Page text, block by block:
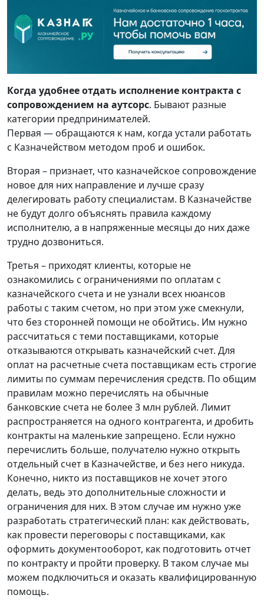
Когда удобнее отдать исполнение контракта с
сопровождением на аутсорс. Бывают разные
категории предпринимателей.
Первая — обращаются к нам, когда устали работать
с Казначейством методом проб и ошибок.
Вторая – признает, что казначейское сопровождение
новое для них направление и лучше сразу
делегировать работу специалистам. В Казначействе
не будут долго объяснять правила каждому
исполнителю, а в напряженные месяцы до них даже
трудно дозвониться.
Третья – приходят клиенты, которые не
ознакомились с ограничениями по оплатам с
казначейского счета и не узнали всех нюансов
работы с таким счетом, но при этом уже смекнули,
что без сторонней помощи не обойтись. Им нужно
рассчитаться с теми поставщиками, которые
отказываются открывать казначейский счет. Для
оплат на расчетные счета поставщикам есть строгие
лимиты по суммам перечисления средств. По общим
правилам можно перечислять на обычные
банковские счета не более 3 млн рублей. Лимит
распространяется на одного контрагента, и дробить
контракты на маленькие запрещено. Если нужно
перечислить больше, получателю нужно открыть
отдельный счет в Казначействе, и без него никуда.
Конечно, никто из поставщиков не хочет этого
делать, ведь это дополнительные сложности и
ограничения для них. В этом случае им нужно уже
разработать стратегический план: как действовать,
как провести переговоры с поставщиками, как
оформить документооборот, как подготовить отчет
по контракту и пройти проверку. В таком случае мы
можем подключиться и оказать квалифицированную
помощь.